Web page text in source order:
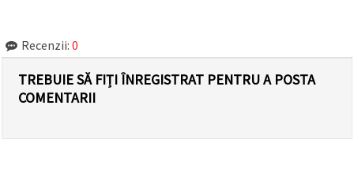
Recenzii: 0
TREBUIE SĂ FIȚI ÎNREGISTRAT PENTRU A POSTA
COMENTARII